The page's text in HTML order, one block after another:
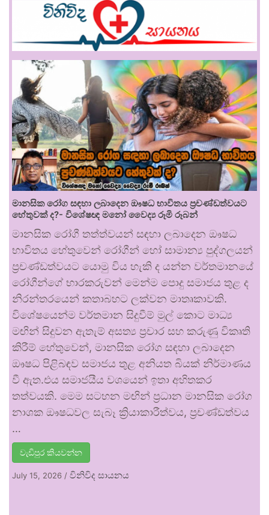
මානසික රෝග සඳහා ලබාදෙන ඖෂධ භාවිතය ප්‍රචණ්ඩත්වයට
හේතුවක් ද?- විශේෂඥ මනෝ වෛද්‍ය රූමි රූබන්
මානසික රෝගී තත්ත්වයන් සඳහා ලබාදෙන ඖෂධ
භාවිතය හේතුවෙන් රෝගීන් හෝ සාමාන්‍ය පුද්ගලයන්
ප්‍රචණ්ඩත්වයට යොමු විය හැකි ද යන්න වර්තමානයේ
රෝගීන්ගේ භාරකරුවන් මෙන්ම පොදු සමාජය තුළ ද
නිරන්තරයෙන් කතාබහට ලක්වන මාතෘකාවකි.
විශේෂයෙන්ම වර්තමාන සිදුවීම් මුල් කොට මාධ්‍ය
මඟින් සිදුවන ඇතැම් අසත්‍ය ප්‍රචාර සහ කරුණු විකෘති
කිරීම් හේතුවෙන්, මානසික රෝග සඳහා ලබාදෙන
ඖෂධ පිළිබඳව සමාජය තුළ අනියත බියක් නිර්මාණය
වී ඇත.එය සමාජයීය වශයෙන් ඉතා අහිතකර
තත්වයකි. මෙම සටහන මඟින් ප්‍රධාන මානසික රෝග
නාශක ඖෂධවල සැබෑ ක්‍රියාකාරීත්වය, ප්‍රචණ්ඩත්වය
…
වැඩිපුර කියවන්න
July 15, 2026 / විනිවිද සායනය